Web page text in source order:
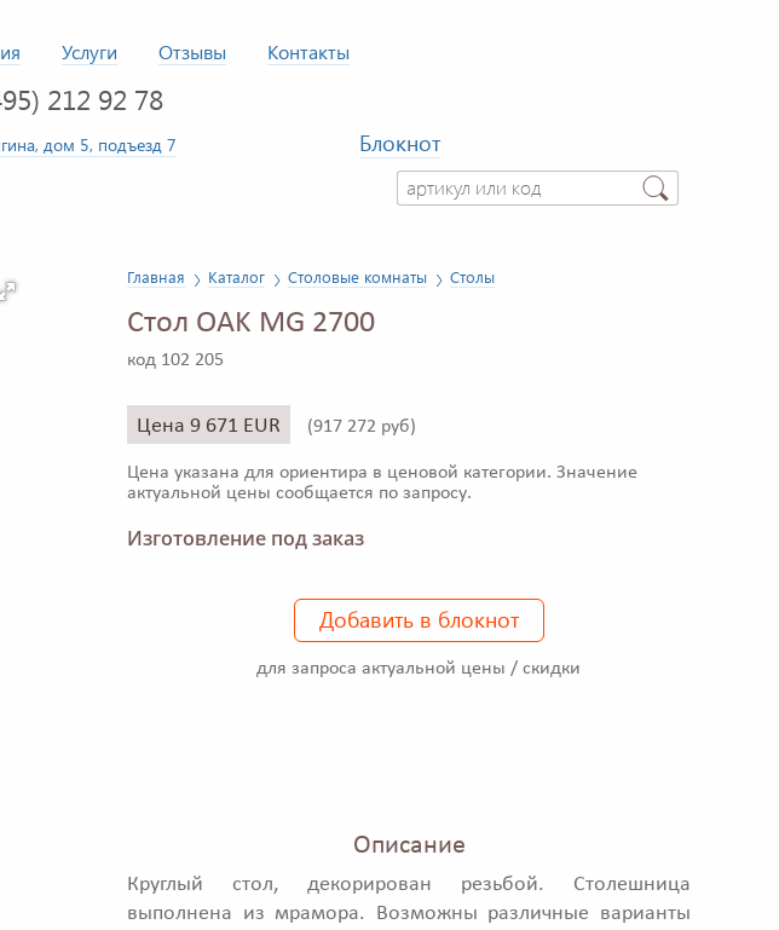
Услуги Отзывы Контакты
212 92 78
дом 5, подъезд 7
Блокнот
Главная Каталог Столовые комнаты Столы
Стол OAK MG 2700
код 102 205
Цена 9 671 EUR (917 272 руб)
Цена указана для ориентира в ценовой категории. Значение
актуальной цены сообщается по запросу.
Изготовление под заказ
Добавить в блокнот
для запроса актуальной цены / скидки
Описание
Круглый стол, декорирован резьбой. Столешница
выполнена из мрамора. Возможны различные варианты